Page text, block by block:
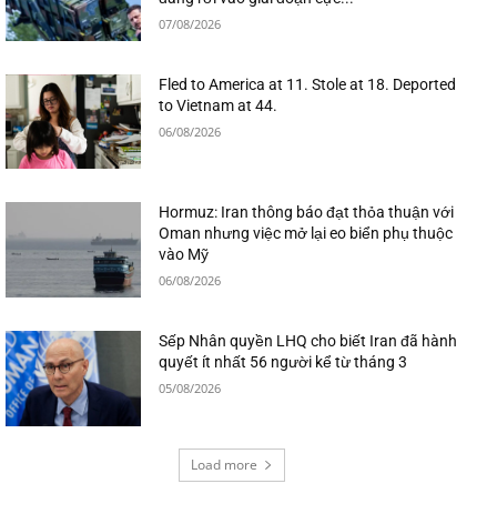
07/08/2026
Fled to America at 11. Stole at 18. Deported
to Vietnam at 44.
06/08/2026
Hormuz: Iran thông báo đạt thỏa thuận với
Oman nhưng việc mở lại eo biển phụ thuộc
vào Mỹ
06/08/2026
Sếp Nhân quyền LHQ cho biết Iran đã hành
quyết ít nhất 56 người kể từ tháng 3
05/08/2026
Load more